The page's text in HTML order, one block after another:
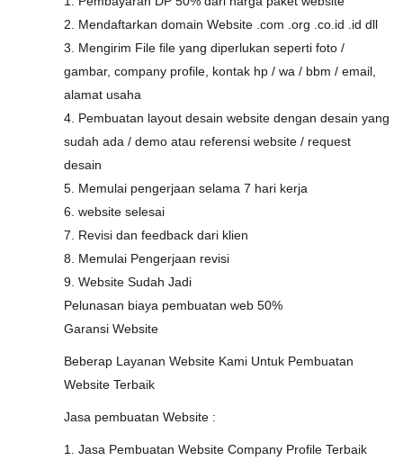
2. Mendaftarkan domain Website .com .org .co.id .id dll
3. Mengirim File file yang diperlukan seperti foto /
gambar, company profile, kontak hp / wa / bbm / email,
alamat usaha
4. Pembuatan layout desain website dengan desain yang
sudah ada / demo atau referensi website / request
desain
5. Memulai pengerjaan selama 7 hari kerja
6. website selesai
7. Revisi dan feedback dari klien
8. Memulai Pengerjaan revisi
9. Website Sudah Jadi
Pelunasan biaya pembuatan web 50%
Garansi Website
Beberap Layanan Website Kami Untuk Pembuatan
Website Terbaik
Jasa pembuatan Website :
1. Jasa Pembuatan Website Company Profile Terbaik